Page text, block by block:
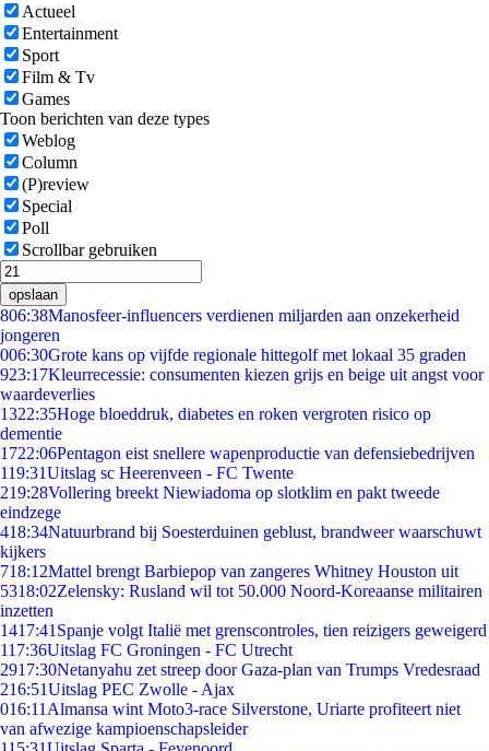
Actueel
Entertainment
Sport
Film & Tv
Games
Toon berichten van deze types
Weblog
Column
(P)review
Special
Poll
Scrollbar gebruiken
opslaan
806:38Manosfeer-influencers verdienen miljarden aan onzekerheid
jongeren
006:30Grote kans op vijfde regionale hittegolf met lokaal 35 graden
923:17Kleurrecessie: consumenten kiezen grijs en beige uit angst voor
waardeverlies
1322:35Hoge bloeddruk, diabetes en roken vergroten risico op
dementie
1722:06Pentagon eist snellere wapenproductie van defensiebedrijven
119:31Uitslag sc Heerenveen - FC Twente
219:28Vollering breekt Niewiadoma op slotklim en pakt tweede
eindzege
418:34Natuurbrand bij Soesterduinen geblust, brandweer waarschuwt
kijkers
718:12Mattel brengt Barbiepop van zangeres Whitney Houston uit
5318:02Zelensky: Rusland wil tot 50.000 Noord-Koreaanse militairen
inzetten
1417:41 Spanje volgt Italië met grenscontroles, tien reizigers geweigerd
117:36Uitslag FC Groningen - FC Utrecht
2917:30Netanyahu zet streep door Gaza-plan van Trumps Vredesraad
216:51Uitslag PEC Zwolle - Ajax
016:11 Almansa wint Moto3-race Silverstone, Uriarte profiteert niet
van afwezige kampioenschapsleider